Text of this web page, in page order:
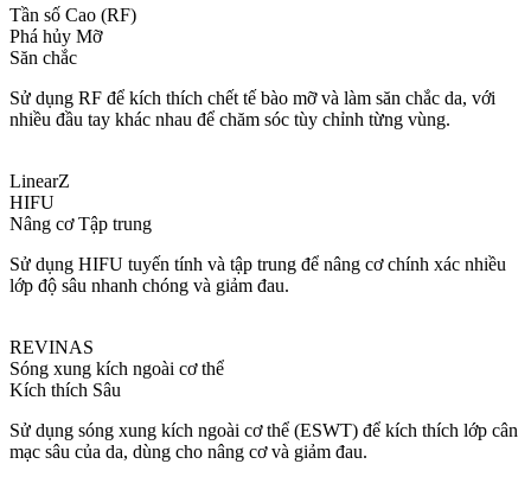
Tần số Cao (RF)
Phá hủy Mỡ
Săn chắc
Sử dụng RF để kích thích chết tế bào mỡ và làm săn chắc da, với
nhiều đầu tay khác nhau để chăm sóc tùy chỉnh từng vùng.
LinearZ
HIFU
Nâng cơ Tập trung
Sử dụng HIFU tuyến tính và tập trung để nâng cơ chính xác nhiều
lớp độ sâu nhanh chóng và giảm đau.
REVINAS
Sóng xung kích ngoài cơ thể
Kích thích Sâu
Sử dụng sóng xung kích ngoài cơ thể (ESWT) để kích thích lớp cân
mạc sâu của da, dùng cho nâng cơ và giảm đau.